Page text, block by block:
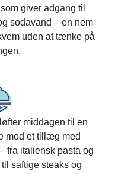
giver adgang til
sodavand – en nem
uden at tænke på
løfter middagen til en
mod et tillæg med
fra italiensk pasta og
saftige steaks og